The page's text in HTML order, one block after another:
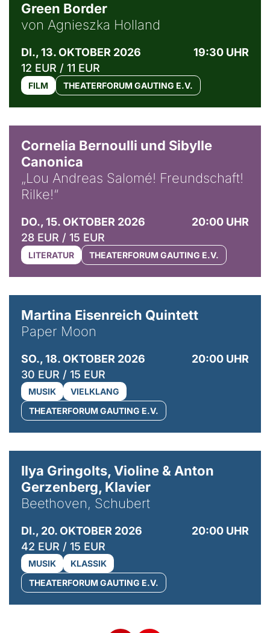
Green Border
von Agnieszka Holland
DI., 13. OKTOBER 2026
19:30 UHR
12 EUR / 11 EUR
FILM THEATERFORUM GAUTING E.V.
Cornelia Bernoulli und Sibylle
Canonica
„Lou Andreas Salomé! Freundschaft!
Rilke!“
DO., 15. OKTOBER 2026
20:00 UHR
28 EUR / 15 EUR
LITERATUR THEATERFORUM GAUTING E.V.
Martina Eisenreich Quintett
Paper Moon
SO., 18. OKTOBER 2026
20:00 UHR
30 EUR / 15 EUR
MUSIK
VIELKLANG
THEATERFORUM GAUTING E.V.
Ilya Gringolts, Violine & Anton
Gerzenberg, Klavier
Beethoven, Schubert
DI., 20. OKTOBER 2026
20:00 UHR
42 EUR / 15 EUR
MUSIK
KLASSIK
THEATERFORUM GAUTING E.V.